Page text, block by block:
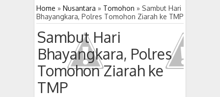
08:03 AM
Home » Nusantara » Tomohon » Sambut Hari
Bhayangkara, Polres Tomohon Ziarah ke TMP
Sambut Hari
Bhayangkara, Polres
Tomohon Ziarah ke
TMP